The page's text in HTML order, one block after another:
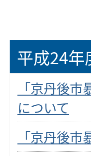
平成24年
「京丹後
について
「京丹後